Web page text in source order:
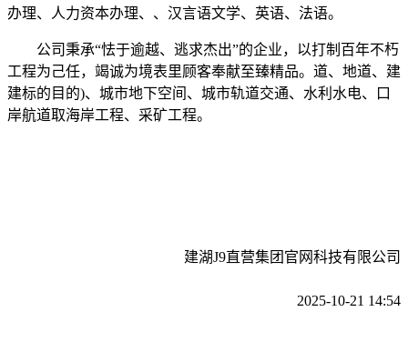
办理、人力资本办理、、汉言语文学、英语、法语。
公司秉承“怯于逾越、逃求杰出”的企业，以打制百年不朽
工程为己任，竭诚为境表里顾客奉献至臻精品。道、地道、建
建标的目的)、城市地下空间、城市轨道交通、水利水电、口
岸航道取海岸工程、采矿工程。
建湖J9直营集团官网科技有限公司
2025-10-21 14:54